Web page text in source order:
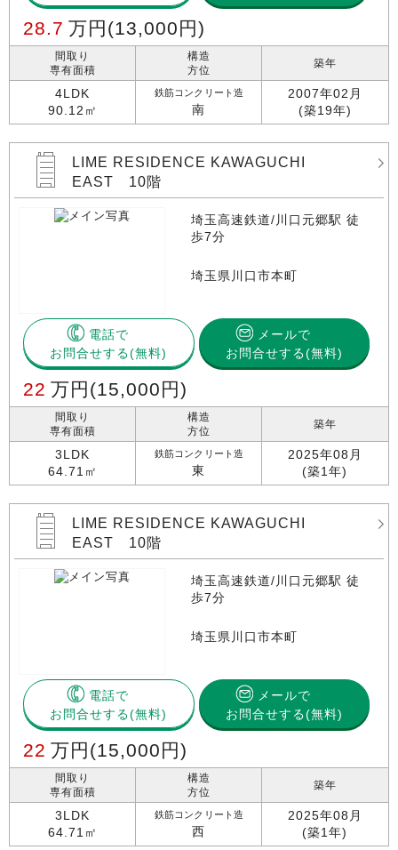
28.7 万円 (13,000円)
間取り
専有面積
4LDK
90.12㎡
構造
方位
鉄筋コンクリート造
南
築年
2007年02月
(築19年)
LIME RESIDENCE KAWAGUCHI
EAST 10階
埼玉高速鉄道/川口元郷駅 徒
歩7分
埼玉県川口市本町
電話で
お問合せする
メールで
お問合せする(無料)
22 万円 (15,000円)
間取り
専有面積
3LDK
64.71㎡
構造
方位
鉄筋コンクリート造
東
築年
2025年08月
(築1年)
LIME RESIDENCE KAWAGUCHI
EAST 10階
埼玉高速鉄道/川口元郷駅 徒
歩7分
埼玉県川口市本町
電話で
お問合せする
メールで
お問合せする(無料)
22 万円 (15,000円)
間取り
専有面積
3LDK
64.71㎡
構造
方位
鉄筋コンクリート造
西
築年
2025年08月
(築1年)